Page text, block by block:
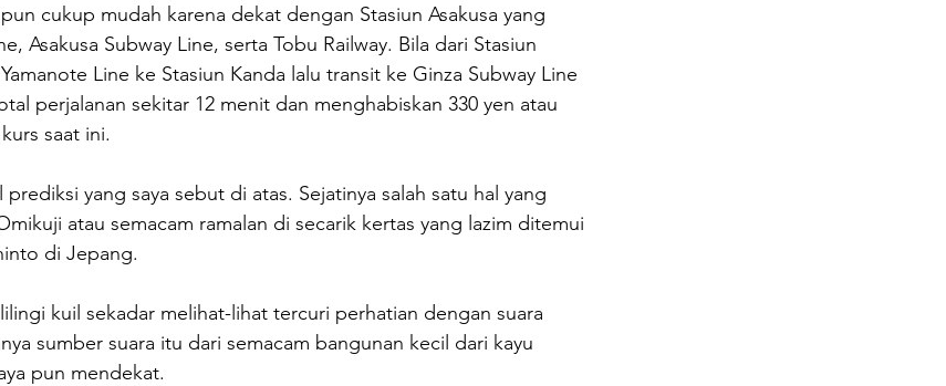
cukup mudah karena dekat dengan Stasiun Asakusa yang
Asakusa Subway Line, serta Tobu Railway. Bila dari Stasiun
Line ke Stasiun Kanda lalu transit ke Ginza Subway Line
perjalanan sekitar 12 menit dan menghabiskan 330 yen atau
saat ini.
yang saya sebut di atas. Sejatinya salah satu hal yang
atau semacam ramalan di secarik kertas yang lazim ditemui
di Jepang.
kuil sekadar melihat-lihat tercuri perhatian dengan suara
sumber suara itu dari semacam bangunan kecil dari kayu
pun mendekat.